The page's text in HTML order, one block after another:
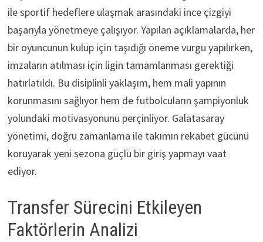
ile sportif hedeflere ulaşmak arasındaki ince çizgiyi
başarıyla yönetmeye çalışıyor. Yapılan açıklamalarda, her
bir oyuncunun kulüp için taşıdığı öneme vurgu yapılırken,
imzaların atılması için ligin tamamlanması gerektiği
hatırlatıldı. Bu disiplinli yaklaşım, hem mali yapının
korunmasını sağlıyor hem de futbolcuların şampiyonluk
yolundaki motivasyonunu perçinliyor. Galatasaray
yönetimi, doğru zamanlama ile takımın rekabet gücünü
koruyarak yeni sezona güçlü bir giriş yapmayı vaat
ediyor.
Transfer Sürecini Etkileyen
Faktörlerin Analizi